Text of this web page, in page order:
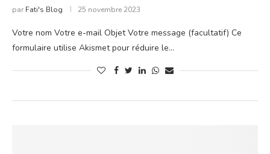
par Fati's Blog 25 novembre 2023
Votre nom Votre e-mail Objet Votre message (facultatif) Ce
formulaire utilise Akismet pour réduire le…